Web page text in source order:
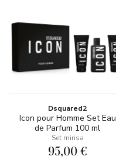
Dsquared2
Icon pour Homme Set Eau
de Parfum 100 ml
Set mirisa
95,00 €